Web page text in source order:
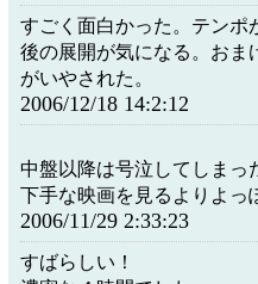
すごく面白かった。テンポ
後の展開が気になる。おま
がいやされた。
2006/12/18 14:2:12
中盤以降は号泣してしまっ
下手な映画を見るよりよっ
2006/11/29 2:33:23
すばらしい！